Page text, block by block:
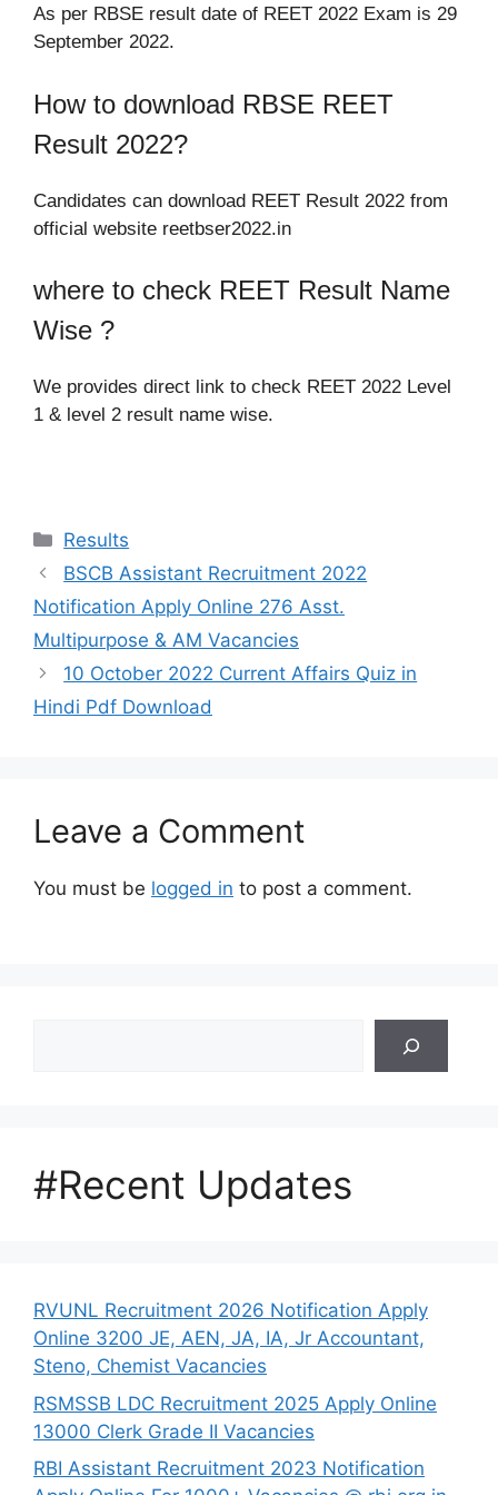
As per RBSE result date of REET 2022 Exam is 29
September 2022.
How to download RBSE REET
Result 2022?
Candidates can download REET Result 2022 from
official website reetbser2022.in
where to check REET Result Name
Wise ?
We provides direct link to check REET 2022 Level
1 & level 2 result name wise.
Categories
Results
BSCB Assistant Recruitment 2022
Notification Apply Online 276 Asst.
Multipurpose & AM Vacancies
10 October 2022 Current Affairs Quiz in
Hindi Pdf Download
Leave a Comment
You must be logged in to post a comment.
#Recent Updates
RVUNL Recruitment 2026 Notification Apply
Online 3200 JE, AEN, JA, IA, Jr Accountant,
Steno, Chemist Vacancies
RSMSSB LDC Recruitment 2025 Apply Online
13000 Clerk Grade II Vacancies
RBI Assistant Recruitment 2023 Notification